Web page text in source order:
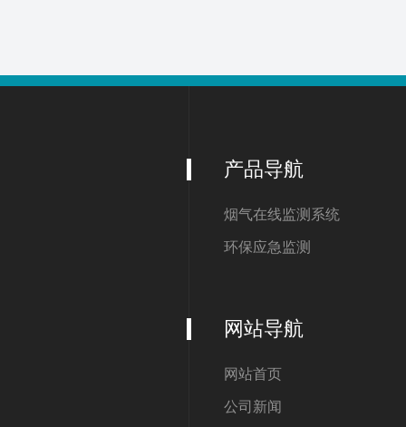
产品导航
烟气在线监测系统
环保应急监测
网站导航
网站首页
公司新闻